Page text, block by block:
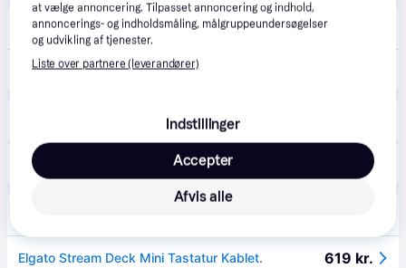
MaxGaming 4.5(13)
49 kr. fragt, 1-3 dage
Elgato Stream Deck Mini (PC/Mac)
1 dag
Elgato Stream Deck Mini Controller til streaming (USB-A) 565 kr.
Eller 3 betalinger af 188 kr.
Elgato Stream Deck Mini Tastatur Kablet. 619 kr.
at vælge annoncering. Tilpasset annoncering og indhold,
annoncerings- og indholdsmåling, målgruppeundersøgelser
og udvikling af tjenester.
Liste over partnere (leverandører)
Indstillinger
Afvis alle
Accepter